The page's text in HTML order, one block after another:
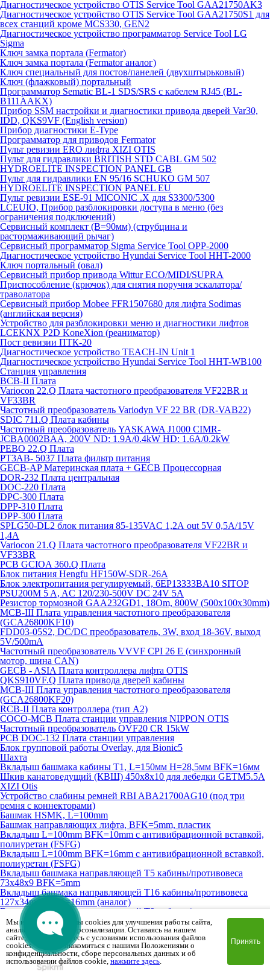
Диагностическое устройство OTIS Service Tool GAA21750AK3
Диагностическое устройство OTIS Service Tool GAA21750S1 для
всех станций кроме MCS330, GEN2
Диагностическое устройство программатор Service Tool LG
Sigma
Ключ замка портала (Fermator)
Ключ замка портала (Fermator аналог)
Ключ специальный для постов/панелей (двухштырьковый)
Ключ (флажковый) портальный
Программатор Sematic BL-1 SDS/SRS с кабелем RJ45 (BL-
B111AAKX)
Прибор SSM настройки и диагностики привода дверей Var30,
IDD, QKS9VF (English version)
Прибор диагностики E-Type
Программатор для приводов Fermator
Пульт ревизии ERO лифта XIZI OTIS
Пульт для гидравлики BRITISH STD CABL GM 502
HYDROELITE INSPECTION PANEL GB
Пульт для гидравлики EN 95/16 SCHUKO GM 507
HYDROELITE INSPECTION PANEL EU
Пульт ревизии ESE-91 MICONIC .X для S3300/5300
LCEUIO, Прибор разблокировки доступа в меню (без
ограничения подключений)
Сервисный комплект (В=90мм) (струбцина и
растормаживающий рычаг)
Сервисный программатор Sigma Service Tool OPP-2000
Диагностическое устройство Hyundai Service Tool HHT-2000
Ключ портальный (овал)
Сервисный прибор привода Wittur ECO/MIDI/SUPRA
Приспособление (крючок) для снятия поручня эскалатора/
траволатора
Сервисный прибор Mobee FFR1507680 для лифта Sodimas
(английская версия)
Устройство для разблокировки меню и диагностики лифтов
LCEKNX P2D KoneXion (реаниматор)
Пост ревизии ПТК-20
Диагностическое устройство TEACH-IN Unit 1
Диагностическое устройство Hyundai Service Tool HHT-WB100
Станция управления
BCB-II Плата
Variocon 22.Q Плата частотного преобразователя VF22BR и
VF33BR
Частотный преобразователь Variodyn VF 22 BR (DR-VAB22)
SDIC 711.Q Плата кабины
Частотный преобразователь YASKAWA J1000 CIMR-
JCBA0002BAA, 200V ND: 1.9A/0.4kW HD: 1.6A/0.2kW
PEBO 22.Q Плата
РТ3АВ- 5037 Плата фильтр питания
GECB-AP Материнская плата + GECB Процессорная
DOR-232 Плата центральная
DOC-220 Плата
DPC-300 Плата
DPP-310 Плата
DPP-300 Плата
SPLG50-DL2 блок питания 85-135VAC 1,2А out 5V 0,5А/15V
1,4А
Variocon 21.Q Плата частотного преобразователя VF22BR и
VF33BR
PCB GCIOA 360.Q Плата
Блок питания Hengfu HF150W-SDR-26A
Блок электропитания регулируемый, 6EP13333BA10 SITOP
PSU200M 5 A, AC 120/230-500V DC 24V 5A
Резистор тормозной GAA232GD1, 18Om, 800W (500x100x30mm)
MCB-III Плата управления частотного преобразователя
(GCA26800KF10)
FDD03-05S2, DC/DC преобразователь, 3W, вход 18-36V, выход
5V/500mA
Частотный преобразователь VVVF CPI 26 E (синхронный
мотор, шина CAN)
GECB - ASIA Плата контроллера лифта OTIS
QKS910VF.Q Плата привода дверей кабины
MCB-III Плата управления частотного преобразователя
(GCA26800KF20)
RCB-II Плата контроллера (тип A2)
COCO-MCB Плата станции управления NIPPON OTIS
Частотный преобразователь OVF20 CR 15kW
PCB DOC-132 Плата станции управления
Блок групповой работы Overlay, для Bionic5
Шахта
Вкладыш башмака кабины T1, L=150мм H=28,5мм BFK=16мм
Шкив канатоведущий (КВШ) 450х8х10 для лебедки GETM5.5A
XIZI Otis
Устройство слабины ремней RBI ABA21700AG10 (под три
ремня с коннекторами)
Башмак HSMK, L=100mm
Башмак направляющих лифта, BFK=5mm, пластик
Вкладыш L=100mm BFK=10mm с антивибрационной вставкой,
полиуретан (FSFG)
Вкладыш L=100mm BFK=16mm с антивибрационной вставкой,
полиуретан (FSFG)
Вкладыш башмака направляющей T5 кабины/противовеса
73х48х9 BFK=5mm
Вкладыш башмака направляющей T16 кабины/противовеса
127х34mm BFK=16mm (аналог)
Вкладыш башмака направляющей T9 кабины/противовеса
73х48х7mm BFK=10mm
Вкладыш башмака направляющей T10 противовеса L=100мм
BFK=10мм
Шкив канатоведущий (КВШ) 210х6х10 для лебедки Ziehl-Abegg
Контакт контроля обрыва тяговых ремней XP-B30 (на 4 ремня)
Устройство грузовзвешивающее 34-43кН, Dinacell Electronica (на
Мы используем файлы cookies для улучшения работы сайта,
анализа трафика и персонализации. Оставаясь на нашем
сайте, вы соглашаетесь с условиями использования файлов
cookies. Чтобы ознакомиться с нашими Положениями о
конфиденциальности, сборе персональных данных и об
использовании файлов cookie, нажмите здесь.
Принять